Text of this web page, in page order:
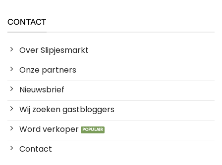
CONTACT
Over Slipjesmarkt
Onze partners
Nieuwsbrief
Wij zoeken gastbloggers
Word verkoper
Contact